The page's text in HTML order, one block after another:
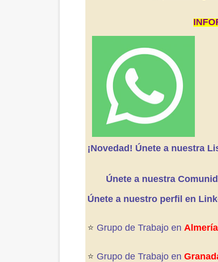
¡Novedad! Únete a nuestra
Únete a nuestra
Únete a nuestro perfil en
⭐️ Grupo de Trabajo en Almería
⭐️ Grupo de Trabajo en